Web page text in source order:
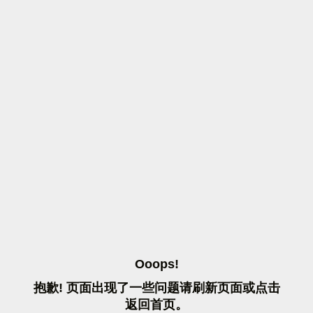
OOOPS!
抱歉! 页面出现了一些问题请刷 新页面或点击
返 回首页。